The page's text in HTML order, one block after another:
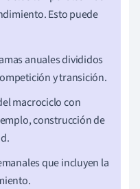
Esto puede
anuales divididos
y transición.
macrociclo con
construcción de
que incluyen la